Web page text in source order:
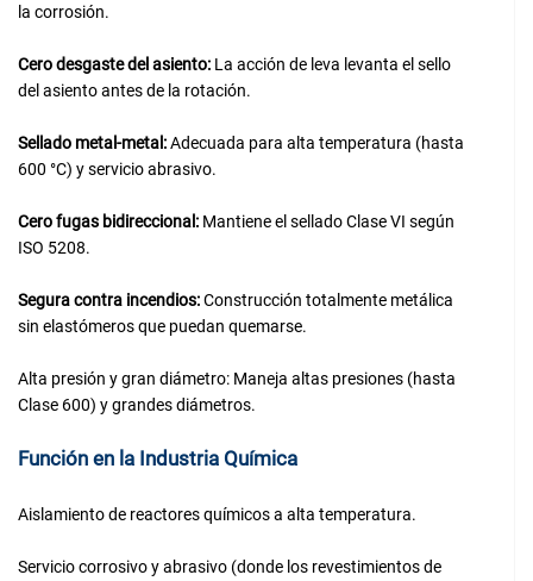
la corrosión.
Cero desgaste del asiento: La acción de leva levanta el sello
del asiento antes de la rotación.
Sellado metal-metal:Adecuada para alta temperatura (hasta
600 °C) y servicio abrasivo.
Cero fugas bidireccional: Mantiene el sellado Clase VI según
ISO 5208.
Segura contra incendios:Construcción totalmente metálica
sin elastómeros que puedan quemarse.
Alta presión y gran diámetro: Maneja altas presiones (hasta
Clase 600) y grandes diámetros.
Función en la Industria Química
Aislamiento de reactores químicos a alta temperatura.
Servicio corrosivo y abrasivo (donde los revestimientos de